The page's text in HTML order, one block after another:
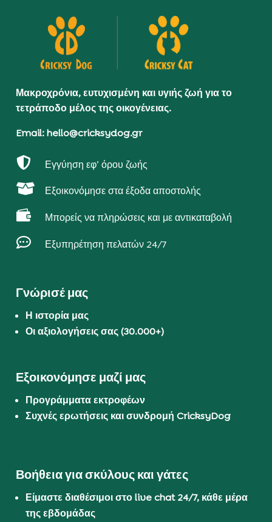
Μακροχρόνια, ευτυχισμένη και υγιής ζωή για το
τετράποδο μέλος της οικογένειας.
Email: hello@cricksydog.gr
 Εγγύηση εφ’ όρου ζωής
 Εξοικονόμησε στα έξοδα αποστολής
 Μπορείς να πληρώσεις και με αντικαταβολή
 Εξυπηρέτηση πελατών 24/7
Γνώρισέ μας
Η ιστορία μας
Οι αξιολογήσεις σας (30.000+)
Εξοικονόμησε μαζί μας
Προγράμματα εκτροφέων
Συχνές ερωτήσεις και συνδρομή CricksyDog
Βοήθεια για σκύλους και γάτες
Είμαστε διαθέσιμοι στο live chat 24/7, κάθε μέρα
της εβδομάδας